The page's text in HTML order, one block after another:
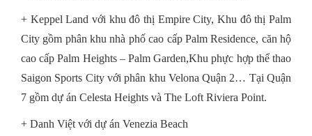
+ Keppel Land với khu đô thị Empire City, Khu đô thị Palm
City gồm phân khu nhà phố cao cấp Palm Residence, căn hộ
cao cấp Palm Heights – Palm Garden,Khu phực hợp thể thao
Saigon Sports City với phân khu Velona Quận 2… Tại Quận
7 gồm dự án Celesta Heights và The Loft Riviera Point.
+ Danh Việt với dự án Venezia Beach